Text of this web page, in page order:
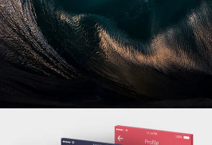
THE NOW – RAY COLLINS